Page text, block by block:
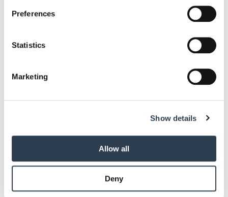
Collect information about your geographical location
Identify your device by actively scanning it for
Find out more about how your personal data is processed
and set your preferences in the
provide social media features and to analyse our traffic.
provided to them or that they’ve collected from your use
Weitere Informationen:Impressum Datenschutz
Preferences
Statistics
Marketing
Show details
Allow all
Deny